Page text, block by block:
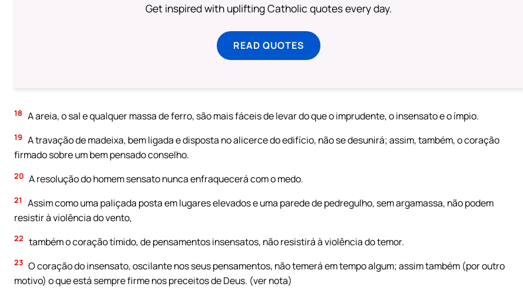
Get inspired with uplifting Catholic quotes every day.
READ QUOTES
18 A areia, o sal e qualquer massa de ferro, são mais fáceis de levar do que o imprudente, o insensato e o ímpio.
19 A travação de madeixa, bem ligada e disposta no alicerce do edifício, não se desunirá; assim, também, o coração
firmado sobre um bem pensado conselho.
20 A resolução do homem sensato nunca enfraquecerá com o medo.
21
Assim como uma paliçada posta em lugares elevados e uma parede de pedregulho, sem argamassa, não podem
resistir à violência do vento,
22 também o coração tímido, de pensamentos insensatos, não resistirá à violência do temor.
23 O coração do insensato, oscilante nos seus pensamentos, não temerá em tempo algum; assim também (por outro
motivo) o que está sempre firme nos preceitos de Deus. (ver nota)